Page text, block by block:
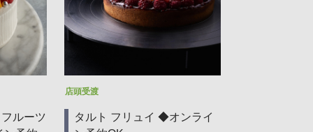
ルーツ
店頭受渡
タルト フリュイ ◆オンライ